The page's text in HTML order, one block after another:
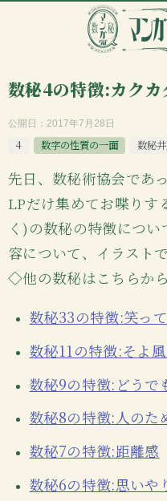
数秘4の特徴:カクカ
公開日： 2017年7月28日
4 数字の性質の一面 数秘
先日、数秘術協会であっ
LPだけ集めてお喋りす
く)の数秘の特徴につ
容について、イラスト
◇他の数秘はこちらか
数秘33の特徴:笑っ
数秘11の特徴:そよ風
数秘9の特徴:どうで
数秘8の特徴:人のた
数秘7の特徴:距離感
数秘6の特徴:思いや